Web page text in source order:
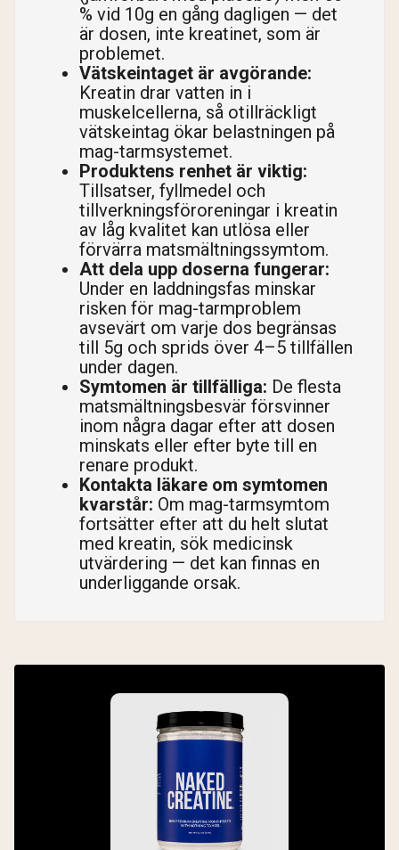
% vid 10g en gång dagligen — det
är dosen, inte kreatinet, som är
problemet.
Vätskeintaget är avgörande:
Kreatin drar vatten in i
muskelcellerna, så otillräckligt
vätskeintag ökar belastningen på
mag-tarmsystemet.
Produktens renhet är viktig:
Tillsatser, fyllmedel och
tillverkningsföroreningar i kreatin
av låg kvalitet kan utlösa eller
förvärra matsmältningssymtom.
Att dela upp doserna fungerar:
Under en laddningsfas minskar
risken för mag-tarmproblem
avsevärt om varje dos begränsas
till 5g och sprids över 4–5 tillfällen
under dagen.
Symtomen är tillfälliga: De flesta
matsmältningsbesvär försvinner
inom några dagar efter att dosen
minskats eller efter byte till en
renare produkt.
Kontakta läkare om symtomen
kvarstår: Om mag-tarmsymtom
fortsätter efter att du helt slutat
med kreatin, sök medicinsk
utvärdering — det kan finnas en
underliggande orsak.